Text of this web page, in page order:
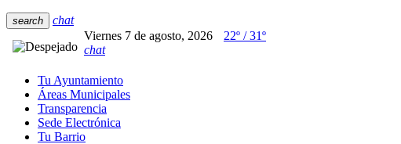
search
chat
Viernes 7 de agosto, 2026
22º / 31º
chat
Tu Ayuntamiento
Áreas Municipales
Transparencia
Sede Electrónica
Tu Barrio